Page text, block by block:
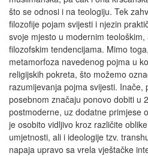
što se odnosi i na teologiju. Tek
filozofije pojam svijesti i njezin
svoje mjesto u modernim
filozofskim tendencijama. Mimo
metamorfoza navedenog pojma u
religijskih pokreta, što možemo
razumijevanja pojma svijesti. Inače,
posebnom značaju ponovo dobiti u
postmoderne, uz dodatne primjese
je osobito vidljivo kroz različite
umjetnosti, ali i ideologije tzv.
napaja upravo sa vrela vještačke